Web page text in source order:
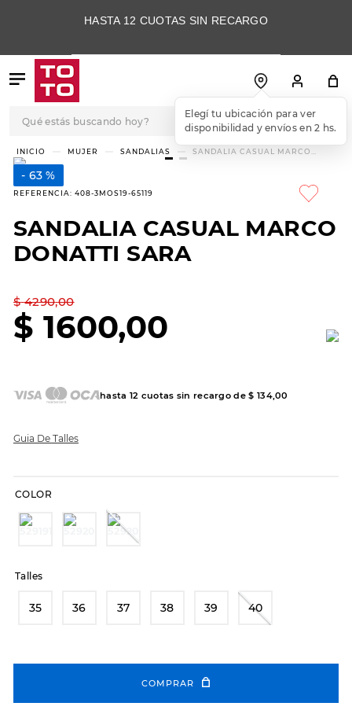
HASTA 12 CUOTAS SIN RECARGO
Elegí tu ubicación para ver
disponibilidad y envíos en 2 hs.
MUJER SANDALIAS
SANDALIA CASUAL MARCO
63 %
REFERENCIA: 408-3MOS19-65119
SANDALIA CASUAL MARCO
DONATTI SARA
$ 4290,00
$ 1600,00
hasta 12 cuotas sin recargo de$ 134,00
Guia De Talles
COLOR
Talles
35 36 37 38 39 40
COMPRAR
TÉRMINOS MÁS
BUSCADOS
3